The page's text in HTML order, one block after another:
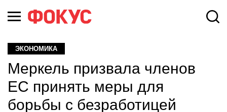
ЭКОНОМИКА
Меркель призвала членов
ЕС принять меры для
борьбы с безработицей